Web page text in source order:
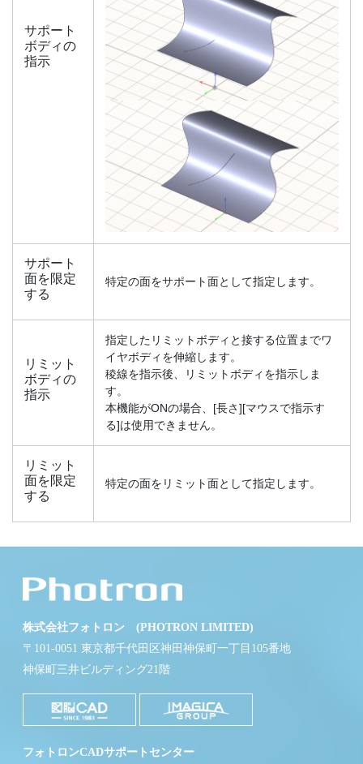
サポート
ボディの
指示
サポート
面を限定
する
特定の面をサポート面として指定します。
リミット
ボディの
指示
指定したリミットボディと接する位置までワ
イヤボディを伸縮します。
稜線を指示後、リミットボディを指示しま
す。
本機能がONの場合、[長さ][マウスで指示す
る]は使用できません。
リミット
面を限定
する
特定の面をリミット面として指定します。
株式会社フォトロン (PHOTRON LIMITED)
〒101-0051 東京都千代田区神田神保町一丁目105番地
神保町三井ビルディング21階
フォトロンCADサポートセンター